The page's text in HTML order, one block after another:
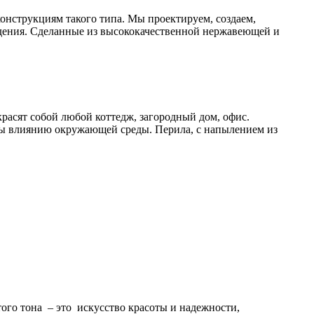
такого типа. Мы проектируем, создаем,
Сделанные из высококачественной нержавеющей и
собой любой коттедж, загородный дом, офис.
влиянию окружающей среды. Перила, с напылением из
тона – это искусство красоты и надежности,